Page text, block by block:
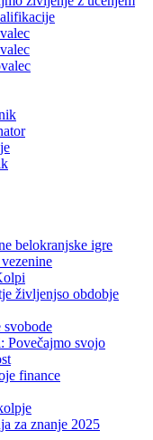
belokranjske igre
življenjso obdobje
svobode
Povečajmo svojo
finance
za znanje 2025